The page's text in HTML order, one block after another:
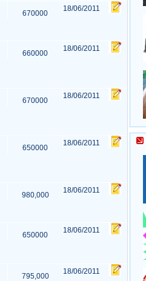
670000
18/06/2011
660000
18/06/2011
670000
18/06/2011
650000
18/06/2011
980,000
18/06/2011
650000
18/06/2011
795,000
18/06/2011